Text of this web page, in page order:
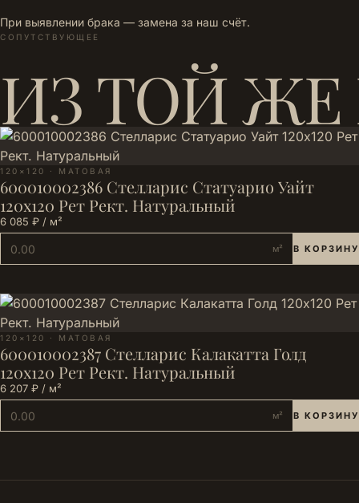
При выявлении брака — замена за наш счёт.
СОПУТСТВУЮЩЕЕ
ИЗ ТОЙ ЖЕ
120×120 · МАТОВАЯ
600010002386 Стелларис Статуарио Уайт
120х120 Рет Рект. Натуральный
6 085 ₽ / м²
м² В КОРЗИНУ
120×120 · МАТОВАЯ
600010002387 Стелларис Калакатта Голд
120х120 Рет Рект. Натуральный
6 207 ₽ / м²
м² В КОРЗИНУ